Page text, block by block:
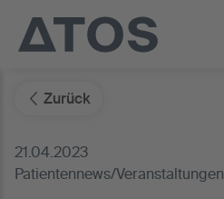
Zurück
21.04.2023
Patientennews/Veranstaltungen